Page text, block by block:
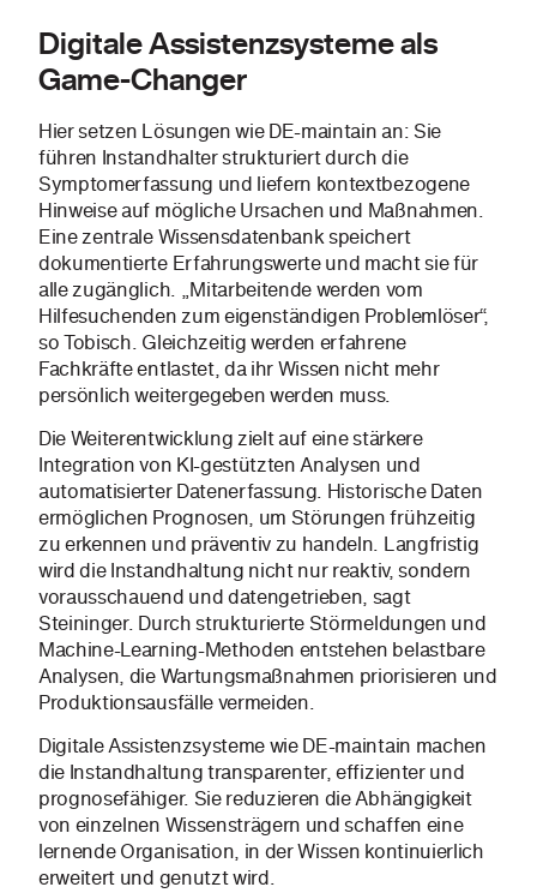
Digitale Assistenzsysteme als
Game-Changer
Hier setzen Lösungen wie DE-maintain an: Sie
führen Instandhalter strukturiert durch die
Symptomerfassung und liefern kontextbezogene
Hinweise auf mögliche Ursachen und Maßnahmen.
Eine zentrale Wissensdatenbank speichert
dokumentierte Erfahrungswerte und macht sie für
alle zugänglich. „Mitarbeitende werden vom
Hilfesuchenden zum eigenständigen Problemlöser“,
so Tobisch. Gleichzeitig werden erfahrene
Fachkräfte entlastet, da ihr Wissen nicht mehr
persönlich weitergegeben werden muss.
Die Weiterentwicklung zielt auf eine stärkere
Integration von KI-gestützten Analysen und
automatisierter Datenerfassung. Historische Daten
ermöglichen Prognosen, um Störungen frühzeitig
zu erkennen und präventiv zu handeln. Langfristig
wird die Instandhaltung nicht nur reaktiv, sondern
vorausschauend und datengetrieben, sagt
Steininger. Durch strukturierte Störmeldungen und
Machine-Learning-Methoden entstehen belastbare
Analysen, die Wartungsmaßnahmen priorisieren und
Produktionsausfälle vermeiden.
Digitale Assistenzsysteme wie DE-maintain machen
die Instandhaltung transparenter, effizienter und
prognosefähiger. Sie reduzieren die Abhängigkeit
von einzelnen Wissensträgern und schaffen eine
lernende Organisation, in der Wissen kontinuierlich
erweitert und genutzt wird.